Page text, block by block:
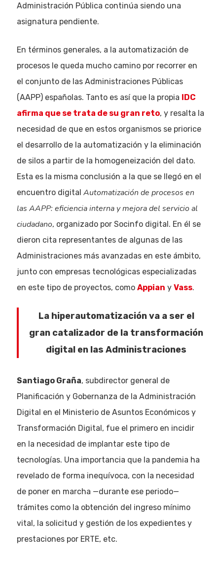
Administración Pública continúa siendo una
asignatura pendiente.
En términos generales, a la automatización de
procesos le queda mucho camino por recorrer en
el conjunto de las Administraciones Públicas
(AAPP) españolas. Tanto es así que la propia IDC
afirma que se trata de su gran reto, y resalta la
necesidad de que en estos organismos se priorice
el desarrollo de la automatización y la eliminación
de silos a partir de la homogeneización del dato.
Esta es la misma conclusión a la que se llegó en el
encuentro digital Automatización de procesos en
las AAPP: eficiencia interna y mejora del servicio al
ciudadano, organizado por Socinfo digital. En él se
dieron cita representantes de algunas de las
Administraciones más avanzadas en este ámbito,
junto con empresas tecnológicas especializadas
en este tipo de proyectos, como Appian y Vass.
La hiperautomatización va a ser el
gran catalizador de la transformación
digital en las Administraciones
Santiago Graña, subdirector general de
Planificación y Gobernanza de la Administración
Digital en el Ministerio de Asuntos Económicos y
Transformación Digital, fue el primero en incidir
en la necesidad de implantar este tipo de
tecnologías. Una importancia que la pandemia ha
revelado de forma inequívoca, con la necesidad
de poner en marcha —durante ese periodo—
trámites como la obtención del ingreso mínimo
vital, la solicitud y gestión de los expedientes y
prestaciones por ERTE, etc.